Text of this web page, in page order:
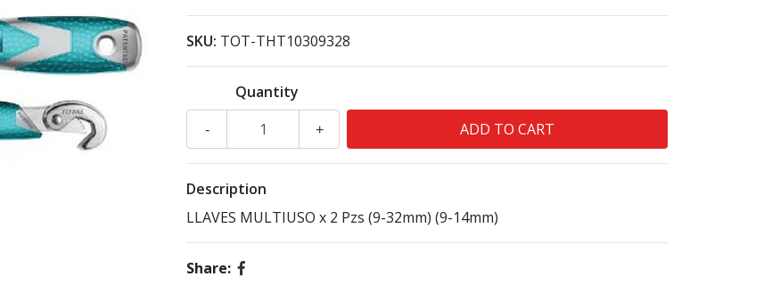
SKU: TOT-THT10309328
Quantity
+
-
Description
LLAVES MULTIUSO x 2 Pzs (9-32mm) (9-14mm)
Share: